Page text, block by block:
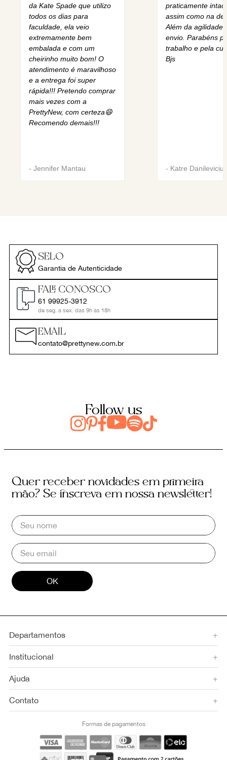
da Kate Spade que utilizo
todos os dias para
faculdade, ela veio
extremamente bem
embalada e com um
cheirinho muito bom! O
atendimento é maravilhoso
e a entrega foi super
rápida!!! Pretendo comprar
mais vezes com a
PrettyNew, com certeza😄
Recomendo demais!!!
- Jennifer Mantau
praticamente
assim como na
Além da agilidade
envio. Parabéns
trabalho e pela
Bjs
- Katre Danilevicius
SELO
Garantia de Autenticidade
FALE CONOSCO
61 99925-3912
de seg. a sex. das 9h às 18h
EMAIL
contato@prettynew.com.br
Follow us
Quer receber novidades em primeira
mão? Se inscreva em nossa newsletter!
OK
Departamentos +
Institucional +
Ajuda +
Contato +
Formas de pagamentos